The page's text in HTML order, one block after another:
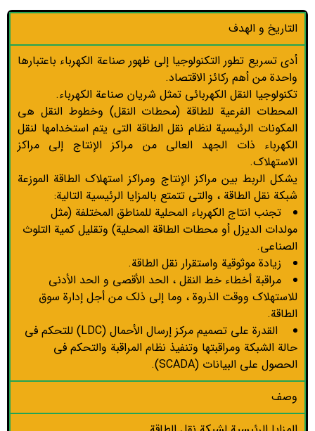
التاريخ و الهدف
أدى تسريع تطور التكنولوجيا إلى ظهور صناعة الكهرباء باعتبارها
واحدة من أهم ركائز الاقتصاد.
تكنولوجيا النقل الكهربائي تمثل شريان صناعة الكهرباء.
المحطات الفرعية للطاقة (محطات النقل) وخطوط النقل هي
المكونات الرئيسية لنظام نقل الطاقة التي يتم استخدامها لنقل
الكهرباء ذات الجهد العالي من مراكز الإنتاج إلى مراكز
الاستهلاك.
يشكل الربط بين مراكز الإنتاج ومراكز استهلاك الطاقة الموزعة
شبكة نقل الطاقة ، والتي تتمتع بالمزايا الرئيسية التالية:
تجنب انتاج الكهرباء المحلية للمناطق المختلفة (مثل
مولدات الديزل أو محطات الطاقة المحلية) وتقليل كمية التلوث
الصناعي.
زيادة موثوقية واستقرار نقل الطاقة.
مراقبة أخطاء خط النقل ، الحد الأقصى و الحد الأدنى
للاستهلاك ووقت الذروة ، وما إلى ذلك من أجل إدارة سوق
الطاقة.
القدرة على تصميم مركز إرسال الأحمال (LDC) للتحكم في
حالة الشبكة ومراقبتها وتنفيذ نظام المراقبة والتحكم في
الحصول على البيانات (SCADA).
وصف